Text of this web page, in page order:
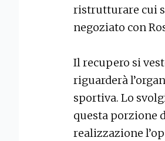
ristrutturare cui
negoziato con
Il recupero si
riguarderà
sportiva. Lo
questa porzione
realizzazione